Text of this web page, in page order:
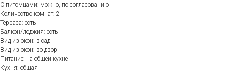
С питомцами: можно, по согласованию
Количество комнат: 2
Терраса: есть
Балкон/лоджия: есть
Вид из окон: в сад
Вид из окон: во двор
Питание: на общей кухне
Кухня: общая